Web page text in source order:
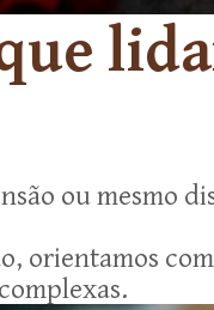
ou mesmo
orientamos